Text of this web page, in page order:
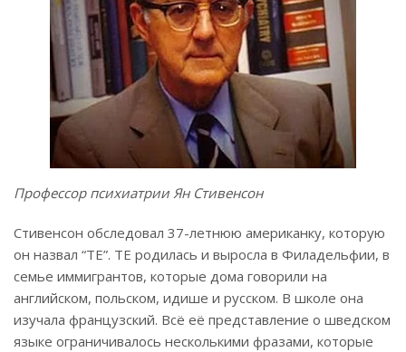
Профессор психиатрии Ян Стивенсон
Стивенсон обследовал 37-летнюю американку, которую
он назвал “ТЕ”. ТЕ родилась и выросла в Филадельфии, в
семье иммигрантов, которые дома говорили на
английском, польском, идише и русском. В школе она
изучала французский. Всё её представление о шведском
языке ограничивалось несколькими фразами, которые